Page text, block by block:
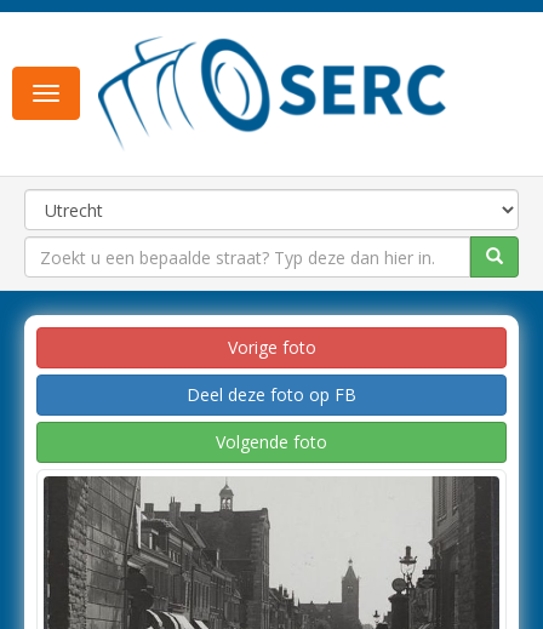
Toggle
navigation
Vorige foto
Deel deze foto op FB
Volgende foto